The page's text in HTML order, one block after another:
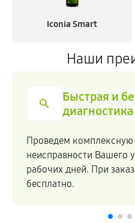
Iconia Smart
Наши
Честная
Мы сотрудничаем
закупая
Высокое качество
подтверждается